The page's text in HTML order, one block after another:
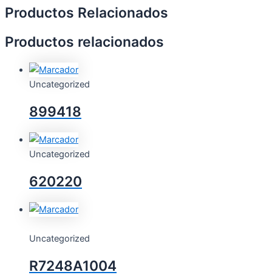
Productos Relacionados
Productos relacionados
Uncategorized
899418
Uncategorized
620220
Uncategorized
R7248A1004